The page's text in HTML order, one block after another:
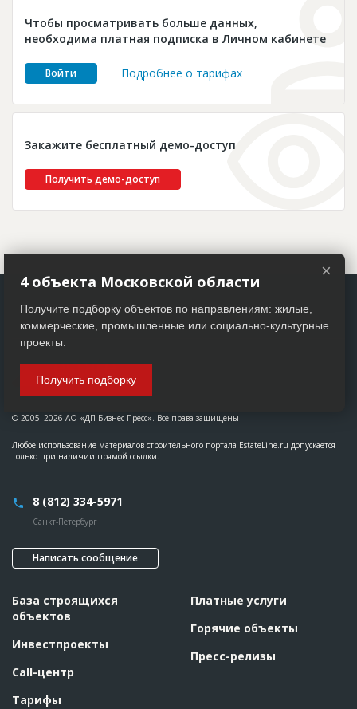
Платные услуги
Пресс-релизы
Чтобы просматривать больше данных,
необходима платная подписка в Личном кабинете
Войти Подробнее о тарифах
Закажите бесплатный демо-доступ
Получить демо-доступ
© 2005–2026 АО «ДП Бизнес Пресс». Все права защищены
Любое использование материалов строительного портала EstateLine.ru допускается
только при наличии прямой ссылки.
8 (812) 334-5971
Санкт-Петербург
Написать сообщение
База строящихся
объектов
Инвестпроекты
Call-центр
Тарифы
Платные услуги
Горячие объекты
Пресс-релизы
×
4 объекта Московской области
Получите подборку объектов по направлениям: жилые,
коммерческие, промышленные или социально-культурные
проекты.
Получить подборку